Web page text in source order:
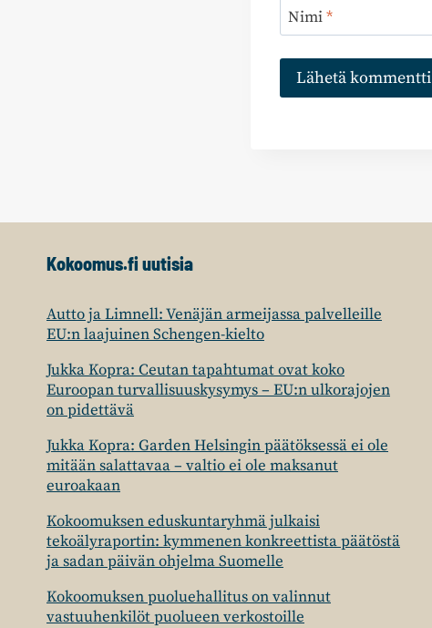
Nimi*
Kokoomus.fi uutisia
Autto ja Limnell: Venäjän armeijassa palvelleille
EU:n laajuinen Schengen-kielto
Jukka Kopra: Ceutan tapahtumat ovat koko
Euroopan turvallisuuskysymys – EU:n ulkorajojen
on pidettävä
Jukka Kopra: Garden Helsingin päätöksessä ei ole
mitään salattavaa – valtio ei ole maksanut
euroakaan
Kokoomuksen eduskuntaryhmä julkaisi
tekoälyraportin: kymmenen konkreettista päätöstä
ja sadan päivän ohjelma Suomelle
Kokoomuksen puoluehallitus on valinnut
vastuuhenkilöt puolueen verkostoille